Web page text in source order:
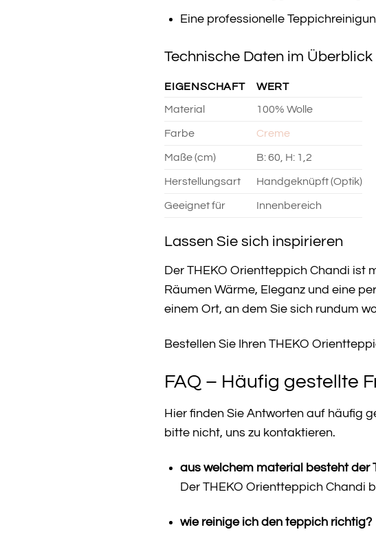
Eine professionelle
Technische Daten im Überblick
EIGENSCHAFT WERT
Material 100% Wolle
Farbe Creme
Maße (cm) B: 60, H: 1,2
Herstellungsart Handgeknüpft (Optik)
Geeignet für Innenbereich
Lassen Sie sich inspirieren
Der THEKO Orientteppich Chandi ist
Räumen Wärme, Eleganz und eine
einem Ort, an dem Sie sich rundum
Bestellen Sie Ihren THEKO
FAQ – Häufig gestellte
Hier finden Sie Antworten auf häufig
bitte nicht, uns zu kontaktieren.
aus welchem material besteht der
Der THEKO Orientteppich Chandi
wie reinige ich den teppich richtig?